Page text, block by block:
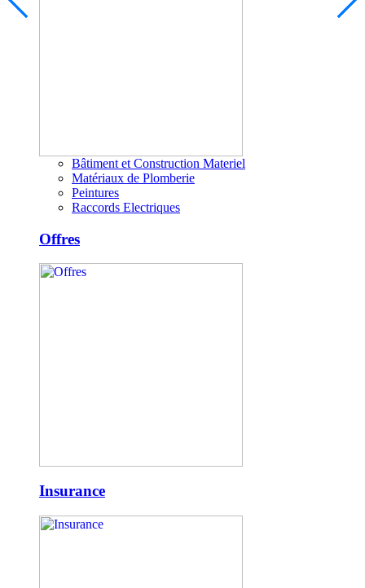
Bâtiment et Construction Materiel
Matériaux de Plomberie
Peintures
Raccords Electriques
Offres
Insurance